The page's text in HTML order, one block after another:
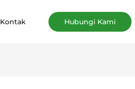
Kontak Hubungi Kami